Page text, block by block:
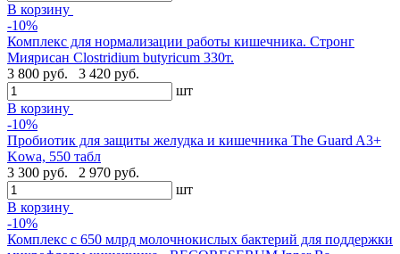
В корзину
-10%
Комплекс для нормализации работы кишечника. Стронг
Миярисан Clostridium butyricum 330т.
3 800 руб.
3 420 руб.
шт
В корзину
-10%
Пробиотик для защиты желудка и кишечника The Guard A3+
Kowa, 550 табл
3 300 руб.
2 970 руб.
шт
В корзину
-10%
Комплекс с 650 млрд молочнокислых бактерий для поддержки